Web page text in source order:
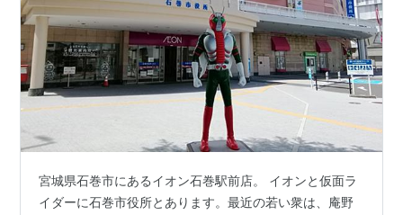
宮城県石巻市にあるイオン石巻駅前店。 イオンと仮面ラ
イダーに石巻市役所とあります。最近の若い衆は、庵野